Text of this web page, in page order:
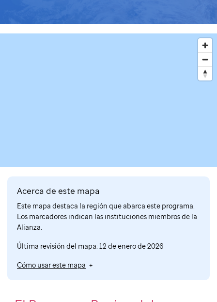
Acerca de este mapa
Este mapa destaca la región que abarca este programa.
Los marcadores indican las instituciones miembros de la
Alianza.
Última revisión del mapa: 12 de enero de 2026
Cómo usar este mapa